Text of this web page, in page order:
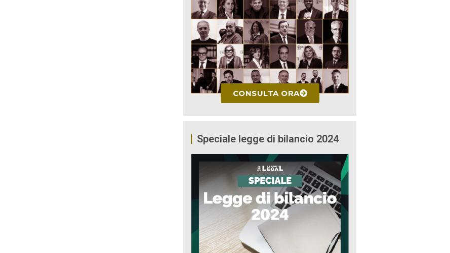
CONSULTA ORA
Speciale legge di bilancio 2024